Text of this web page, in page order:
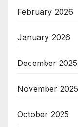
February 2026
January 2026
December 2025
November 2025
October 2025